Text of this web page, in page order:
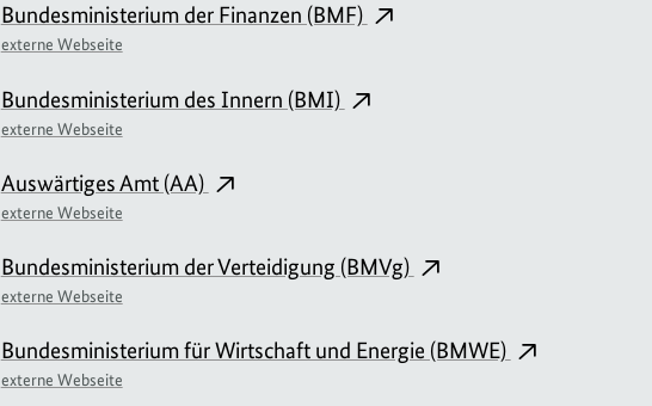
Bundesministerium der Finanzen (BMF)
externe Webseite
Bundesministerium des Innern (BMI)
externe Webseite
Auswärtiges Amt (AA)
externe Webseite
Bundesministerium der Verteidigung (BMVg)
externe Webseite
Bundesministerium für Wirtschaft und Energie (BMWE)
externe Webseite